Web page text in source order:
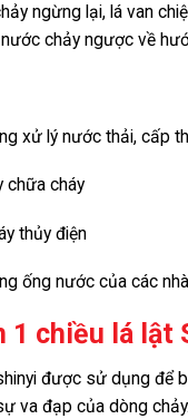
ngừng lại, lá van
chảy ngược về
xử lý nước thải, cấp
chữa cháy
thủy điện
ống nước của các
1 chiều lá lật
được sử dụng để
va đạp của dòng chảy.